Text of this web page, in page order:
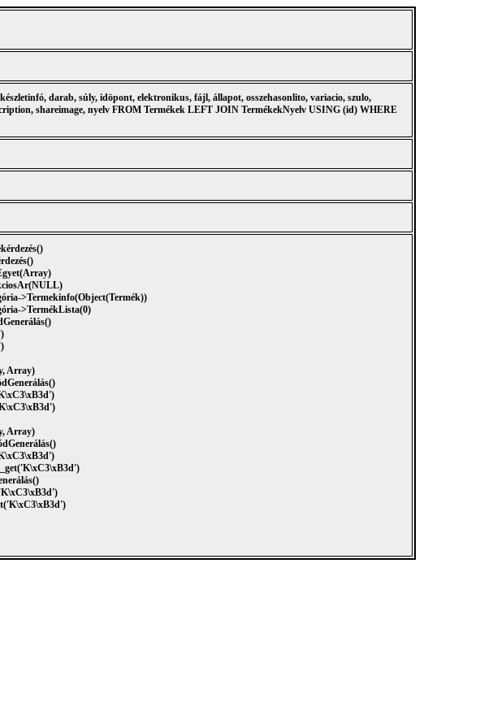
darab, súly, idöpont, elektronikus, fájl, állapot, osszehasonlito, variacio, szulo,
shareimage, nyelv FROM Termékek LEFT JOIN TermékekNyelv USING (id) WHERE
>Termekinfo(Object(Termék))
>TermékLista(0)
Array)
Array)